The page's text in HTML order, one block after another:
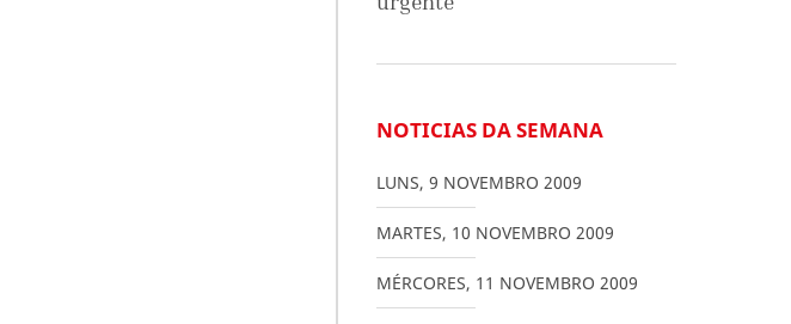
NOTICIAS DA SEMANA
LUNS, 9 NOVEMBRO 2009
MARTES, 10 NOVEMBRO 2009
MÉRCORES, 11 NOVEMBRO 2009